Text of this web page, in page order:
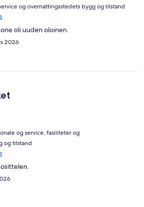
og overnattingsstedets bygg og tilstand
oli uuden oloinen.
2026
og service, fasiliteter og
og tilstand